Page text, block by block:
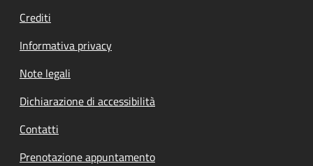
Crediti
Informativa privacy
Note legali
Dichiarazione di accessibilità
Contatti
Prenotazione appuntamento